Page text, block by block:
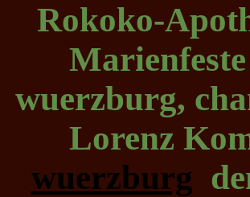
Rokoko-
wuerzburg,
Lorenz
wuerzburg